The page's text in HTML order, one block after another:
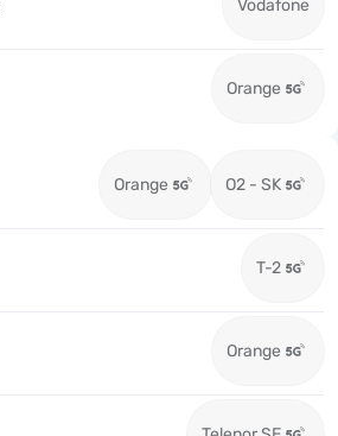
Vodafone
Orange
Orange O2 - SK
T-2
Orange